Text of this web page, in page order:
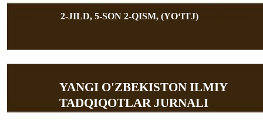
2-JILD, 5-SON 2-QISM, (YOʻITJ)
YANGI O'ZBEKISTON ILMIY
TADQIQOTLAR JURNALI